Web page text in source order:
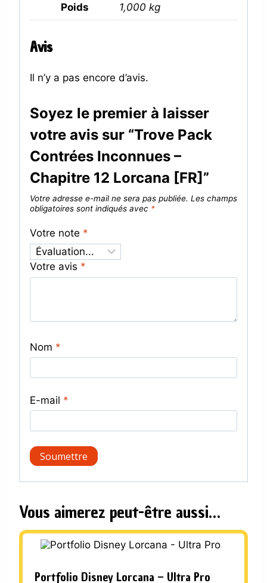
Poids 1,000 kg
Avis
Il n’y a pas encore d’avis.
Soyez le premier à laisser
votre avis sur “Trove Pack
Contrées Inconnues –
Chapitre 12 Lorcana [FR]”
Votre adresse e-mail ne sera pas publiée. Les champs
obligatoires sont indiqués avec *
Votre note *
Votre avis *
Nom *
E-mail *
Vous aimerez peut-être aussi…
Portfolio Disney Lorcana – Ultra Pro